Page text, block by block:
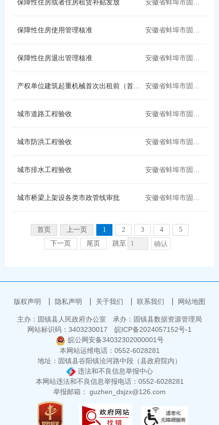
固镇县华通天然气 固镇新奥燃气
固镇县红十字会 县人社局
县卫健委 县城市管理局
县市场监督管理局 县应急管理局
保障性住房或者住房租赁补贴发放 安徽省蚌埠市固镇县
保障性住房使用管理核准 安徽省蚌埠市固镇县
保障性住房退出管理核准 安徽省蚌埠市固镇县
产权单位建筑起重机械首次出租前（首次安装前）备案 安徽省蚌埠市固镇县
城市道路工程验收 安徽省蚌埠市固镇县
城市防洪工程验收 安徽省蚌埠市固镇县
城市排水工程验收 安徽省蚌埠市固镇县
城市桥梁上架设各类市政管线审批 安徽省蚌埠市固镇县
首页 上一页 1 2 3 4
5
下一页
尾页 跳至 确认
版权声明 隐私声明 关于我们 联系我们 网站地图
主办：固镇县人民政府办公室
承办：固镇县数据资源管理局
网站标识码：3403230017
皖ICP备2024057152号-1
皖公网安备34032302000001号
本网站运维电话：0552-6028281
地址：固镇县谷阳镇浍河路中段（县政府院内）
违法和不良信息举报中心
本网站违法和不良信息举报电话：0552-6028281
举报邮箱： guzhen_dsjzx@126.com